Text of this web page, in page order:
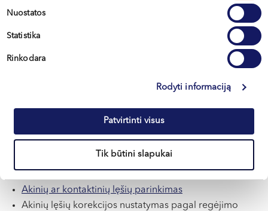
Nuostatos
Statistika
Rinkodara
Rodyti informaciją
Patvirtinti visus
Tik būtini slapukai
Kokius tyrimus gali atlikti gydytojas
oftalmologas?
Tyrimus gydytojas oftalmologas atlieka naudodamas
modernią įrangą, priklausomai nuo paciento
nervo būklė
Akispūdžio matavimas– būtinas glaukomos
Akinių ar kontaktinių lęšių parinkimas
Akinių lęšių korekcijos nustatymas pagal regėjimo